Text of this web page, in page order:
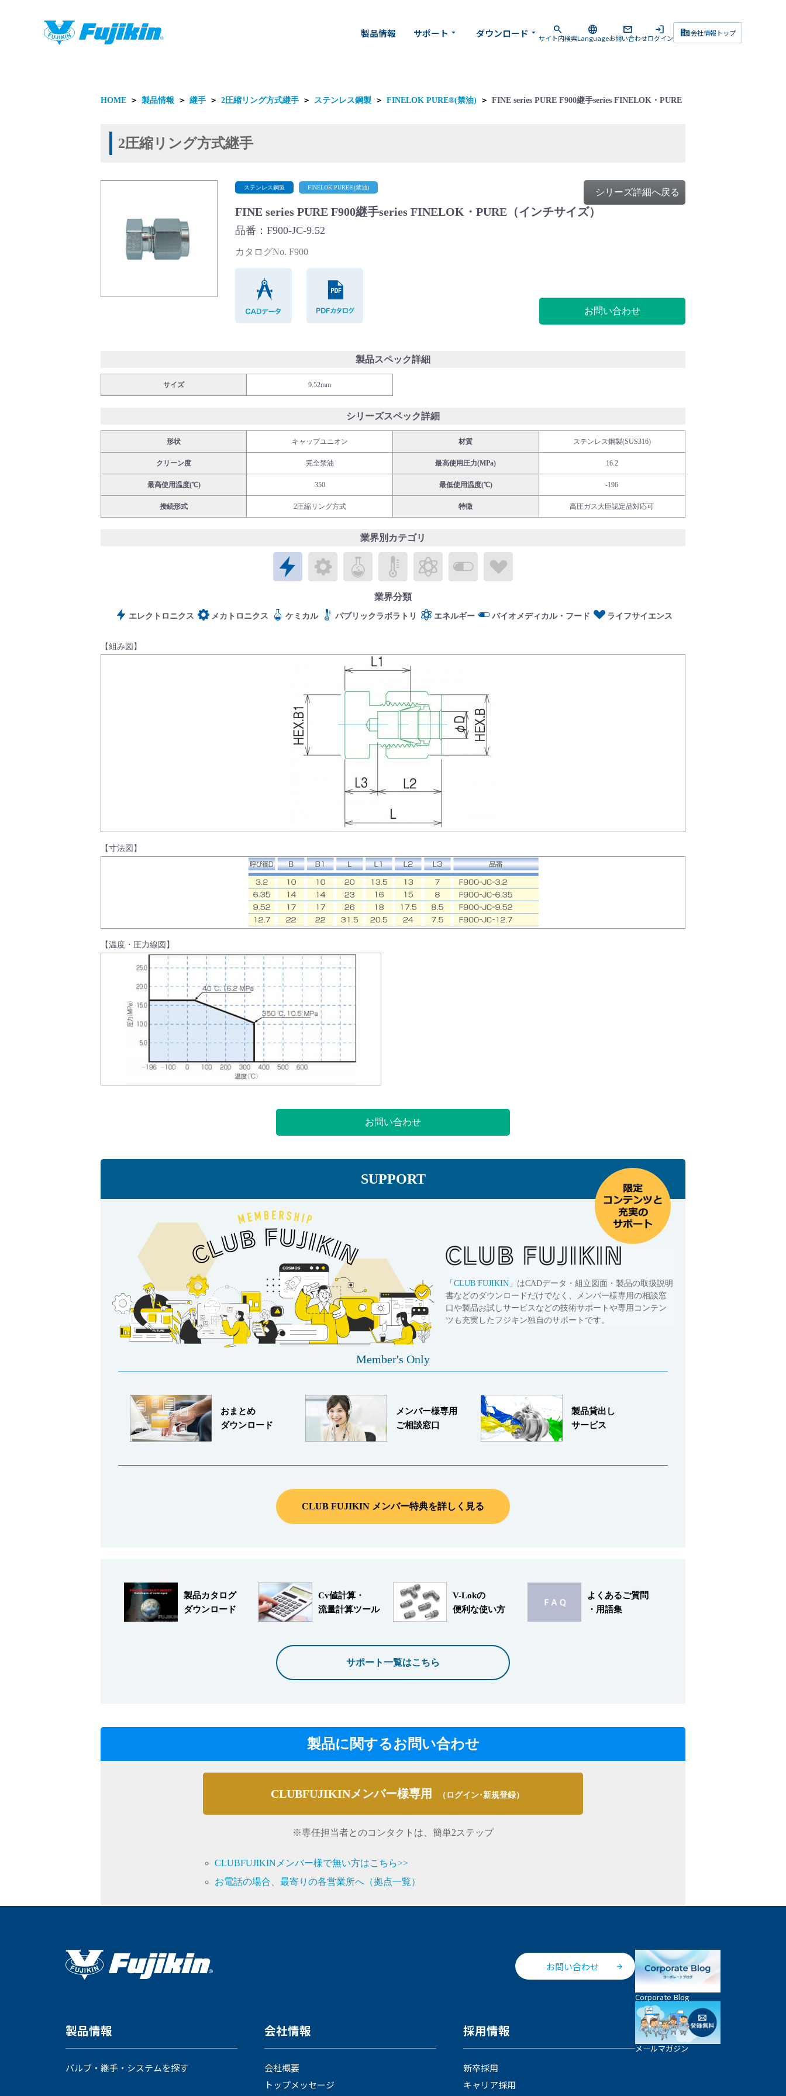
corporate_fare会社情報トップ
search
サイト内検索
language
Language
mail
お問い合わせ
login
ログイン
製品情報 サポート arrow_drop_down ダウンロード arrow_drop_down
バルブ・継手・システムを探す
ダウンロード
製品カタログダウンロード
よくあるご質問(FAQ)・用語集
説明会・講習会
ログイン
採用情報
Language：日本語／English
製品情報
HOME ＞ 製品情報 ＞ 継手 ＞ 2圧縮リング方式継手 ＞ ステンレス鋼製 ＞ FINELOK PURE®(禁油) ＞ FINE series PURE F900継手series FINELOK・PURE
2圧縮リング方式継手
シリーズ詳細へ戻る
ステンレス鋼製 FINELOK PURE®(禁油)
FINE series PURE F900継手series FINELOK・PURE（インチサイズ）
品番：F900-JC-9.52
カタログNo. F900
お問い合わせ
製品スペック詳細
サイズ 9.52mm
シリーズスペック詳細
形状 キャップユニオン 材質 ステンレス鋼製(SUS316)
クリーン度 完全禁油 最高使用圧力(MPa) 16.2
最高使用温度(℃) 350 最低使用温度(℃) -196
接続形式 2圧縮リング方式 特徴 高圧ガス大臣認定品対応可
業界別カテゴリ
エレクトロニクス
メカトロニクス
ケミカル パブリックラボラトリバイオメディカル・フード
業界分類
エレクトロニクス メカトロニクス ケミカル パブリックラボラトリ エネルギー バイオメディカル・フード ライフサイエンス
【組み図】
【寸法図】
【温度・圧力線図】
お問い合わせ
SUPPORT
「 CLUB FUJIKIN 」はCADデータ・組立図面・製品の取扱説明
書などのダウンロードだけでなく、メンバー様専用の相談窓
口や製品お試しサービスなどの技術サポートや専用コンテン
ツも充実したフジキン独自のサポートです。
Member's Only
おまとめ
ダウンロード
メンバー様専用
ご相談窓口
製品貸出し
サービス
CLUB FUJIKIN メンバー特典を詳しく見る
製品カタログ
ダウンロード
Cv値計算・
流量計算ツール
V-Lokの
便利な使い方
よくあるご質問
・用語集
サポート一覧はこちら
製品に関するお問い合わせ
CLUBFUJIKINメンバー様専用 （ログイン･新規登録）
※専任担当者とのコンタクトは、簡単2ステップ
CLUBFUJIKINメンバー様で無い方はこちら>>
お電話の場合、最寄りの各営業所へ（拠点一覧）
お問い合わせ
製品情報
バルブ・継手・システムを探す
会社情報
会社概要
トップメッセージ
採用情報
新卒採用
キャリア採用
Corporate Blog
メールマガジン